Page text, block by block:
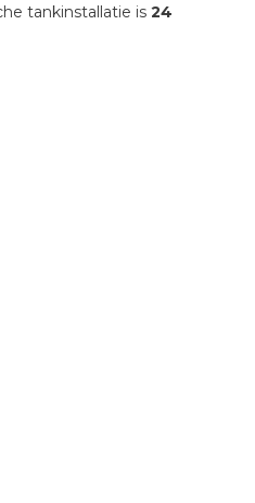
tankinstallatie is24